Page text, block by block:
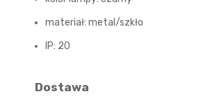
materiał: metal/szkło
IP: 20
Dostawa